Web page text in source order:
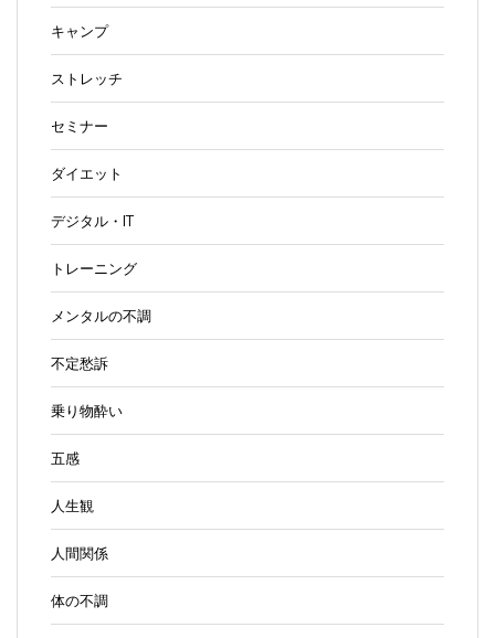
キャンプ
ストレッチ
セミナー
ダイエット
デジタル・IT
トレーニング
メンタルの不調
不定愁訴
乗り物酔い
五感
人生観
人間関係
体の不調